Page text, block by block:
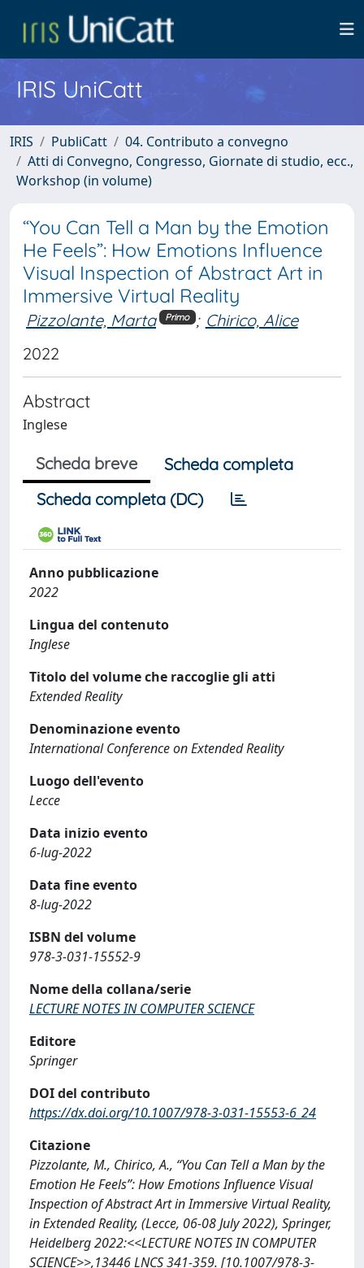
IRIS UniCatt
IRIS PubliCatt
04. Contributo a convegno
Atti di Convegno, Congresso, Giornate di studio, ecc.,
Workshop (in volume)
“You Can Tell a Man by the Emotion
He Feels”: How Emotions Influence
Visual Inspection of Abstract Art in
Immersive Virtual Reality
Pizzolante, Marta Primo ; Chirico, Alice
2022
Abstract
Inglese
Scheda breve
Scheda completa
Scheda completa (DC)
Anno pubblicazione
2022
Lingua del contenuto
Inglese
Titolo del volume che raccoglie gli atti
Extended Reality
Denominazione evento
International Conference on Extended Reality
Luogo dell'evento
Lecce
Data inizio evento
6-lug-2022
Data fine evento
8-lug-2022
ISBN del volume
978-3-031-15552-9
Nome della collana/serie
LECTURE NOTES IN COMPUTER SCIENCE
Editore
Springer
DOI del contributo
https://dx.doi.org/10.1007/978-3-031-15553-6_24
Citazione
Pizzolante, M., Chirico, A., “You Can Tell a Man by the
Emotion He Feels”: How Emotions Influence Visual
Inspection of Abstract Art in Immersive Virtual Reality,
in Extended Reality, (Lecce, 06-08 July 2022), Springer,
Heidelberg 2022:<<LECTURE NOTES IN COMPUTER
SCIENCE>>,13446 LNCS 341-359. [10.1007/978-3-